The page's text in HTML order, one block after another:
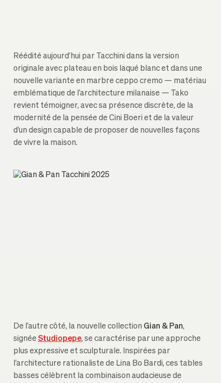
Réédité aujourd’hui par Tacchini dans la version
originale avec plateau en bois laqué blanc et dans une
nouvelle variante en marbre ceppo cremo — matériau
emblématique de l’architecture milanaise — Tako
revient témoigner, avec sa présence discrète, de la
modernité de la pensée de Cini Boeri et de la valeur
d’un design capable de proposer de nouvelles façons
de vivre la maison.
De l’autre côté, la nouvelle collection Gian & Pan,
signée Studiopepe, se caractérise par une approche
plus expressive et sculpturale. Inspirées par
l’architecture rationaliste de Lina Bo Bardi, ces tables
basses célèbrent la combinaison audacieuse de